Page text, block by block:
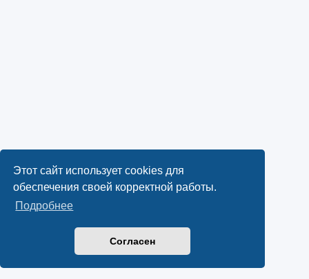
Этот сайт использует cookies для
обеспечения своей корректной работы.
Подробнее
Согласен